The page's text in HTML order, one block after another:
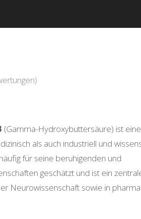
(Gamma-Hydroxybuttersäure) ist
als auch industriell und
für seine beruhigenden und
geschätzt und ist ein
Neurowissenschaft sowie in